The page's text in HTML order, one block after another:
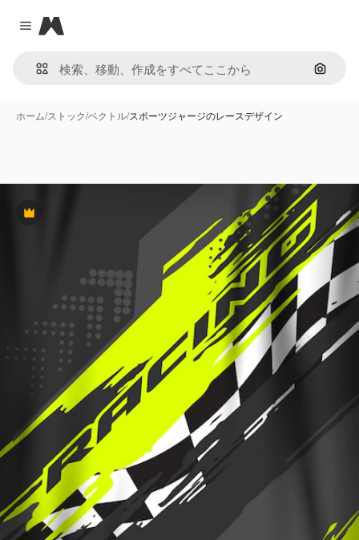
Close menu
Magnific
画像で
ホーム/ストック/ベクトル/スポーツジャージのレースデザイン
Premium